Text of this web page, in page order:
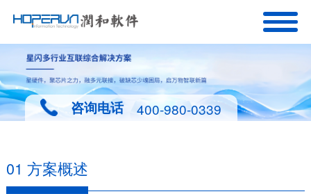
咨询电话 400-980-0339
01 方案概述